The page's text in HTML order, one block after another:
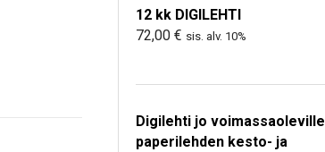
12 kk DIGILEHTI
72,00 € sis. alv. 10%
Digilehti jo voimassaoleville
paperilehden kesto- ja